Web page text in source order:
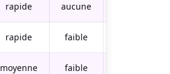
rapide aucune
rapide faible
moyenne faible